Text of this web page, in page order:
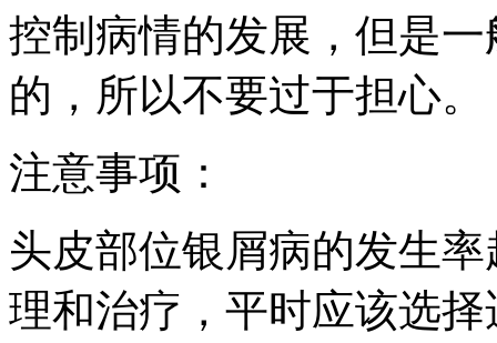
控制病情的发展，但是
的，所以不要过于担心。
注意事项：
头皮部位银屑病的发生
理和治疗，平时应该选